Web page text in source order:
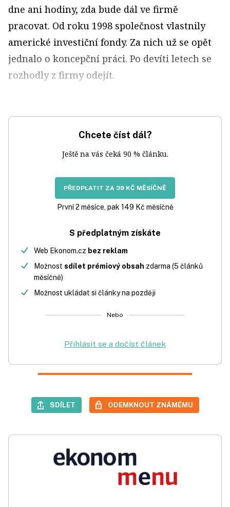
dne ani hodiny, zda bude dál ve firmě
pracovat. Od roku 1998 společnost vlastnily
americké investiční fondy. Za nich už se opět
jednalo o koncepční práci. Po devíti letech se
rozhodly z firmy odejít.
Chcete číst dál?
Ještě na vás čeká 90 % článku.
PŘEDPLATIT ZA 39 KČ MĚSÍČNĚ
První 2 měsíce, pak 149 Kč měsíčně
S předplatným získáte
Web Ekonom.cz bez reklam
Možnost sdílet prémiový obsah zdarma (5 článků
měsíčně)
Možnost ukládat si články na později
Nebo
Přihlásit se a dočíst článek
SDÍLET ODEMKNOUT ZNÁMÉMU